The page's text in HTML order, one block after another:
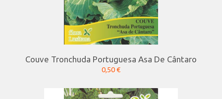
Couve Tronchuda Portuguesa Asa De Cântaro
0,50 €